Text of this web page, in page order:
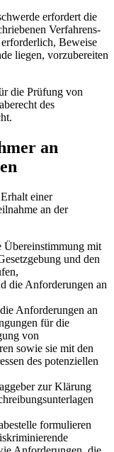
erfordert die
Verfahrens-
Beweise
liegen, vorzubereiten
die Prüfung von
des
an
einer
an der
Übereinstimmung mit
und den
die Anforderungen an
Anforderungen an
für die
von
sowie sie mit den
des potenziellen
zur Klärung
formulieren